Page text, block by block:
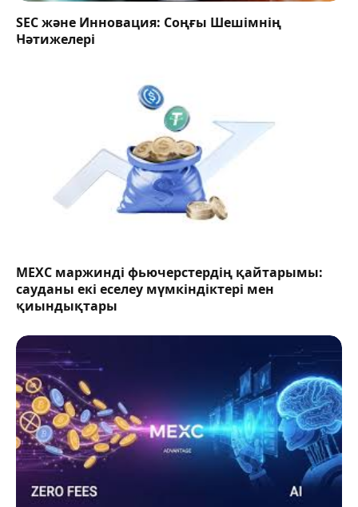
SEC және Инновация: Соңғы Шешімнің
Нәтижелері
MEXC маржинді фьючерстердің қайтарымы:
сауданы екі еселеу мүмкіндіктері мен
қиындықтары